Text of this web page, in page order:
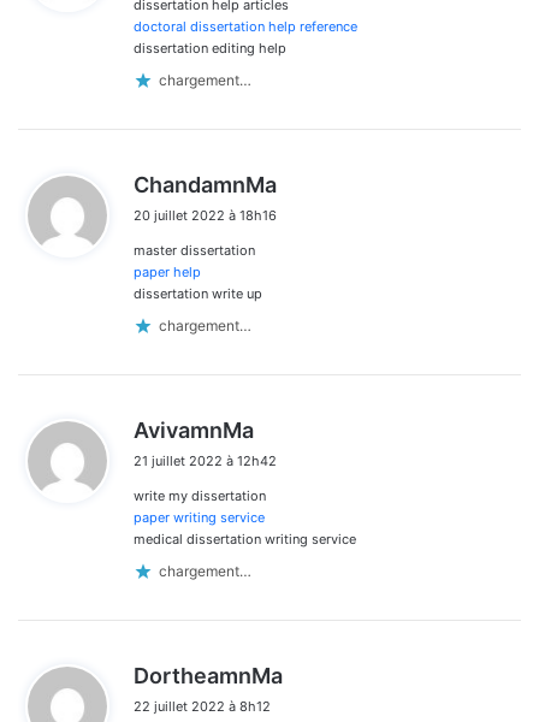
:
dissertation help articles
doctoral dissertation help reference
dissertation editing help
chargement…
ChandamnMa
20 juillet 2022 à 18h16
master dissertation
paper help
dissertation write up
chargement…
AvivamnMa
t
:
21 juillet 2022 à 12h42
write my dissertation
paper writing service
medical dissertation writing service
chargement…
DortheamnMa
22 juillet 2022 à 8h12